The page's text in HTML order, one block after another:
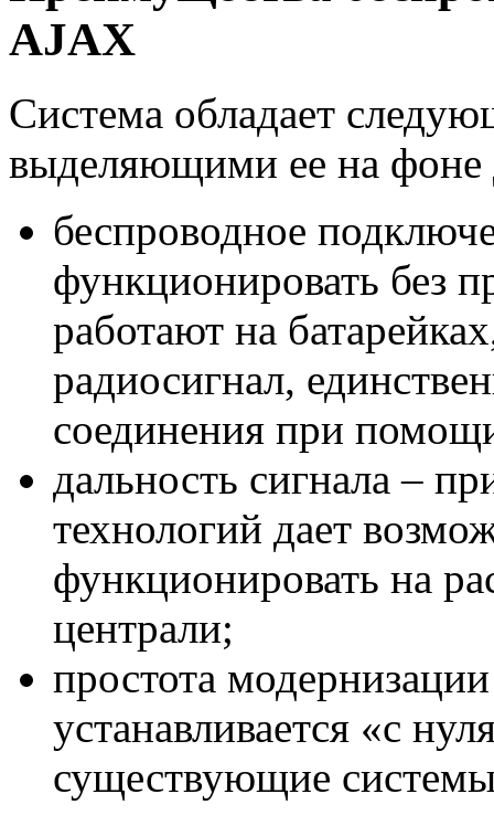
AJAX
Система обладает
выделяющими ее на фоне
беспроводное
функционировать без
работают на
радиосигнал,
соединения при
дальность сигнала –
технологий дает
функционировать на
централи;
простота
устанавливается «с
существующие